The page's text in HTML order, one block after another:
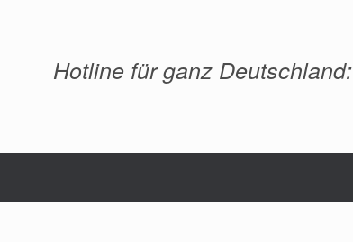
Hotline für ganz Deutschland: